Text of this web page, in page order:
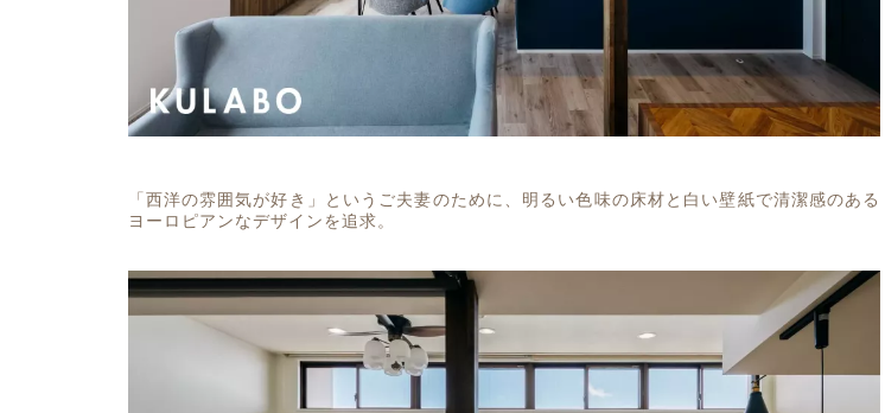
「西洋の雰囲気が好き」というご夫妻のために、明るい色味の床材と白い壁紙で清潔感のある
ヨーロピアンなデザインを追求。